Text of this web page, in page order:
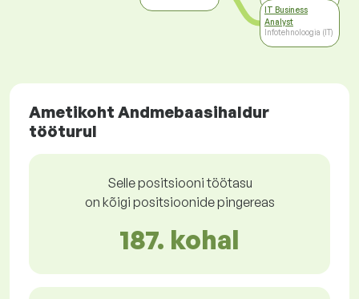
IT Business
Analyst
Infotehnoloogia (IT)
Ametikoht Andmebaasihaldur
tööturul
Selle positsiooni töötasu
on kõigi positsioonide pingereas
187. kohal